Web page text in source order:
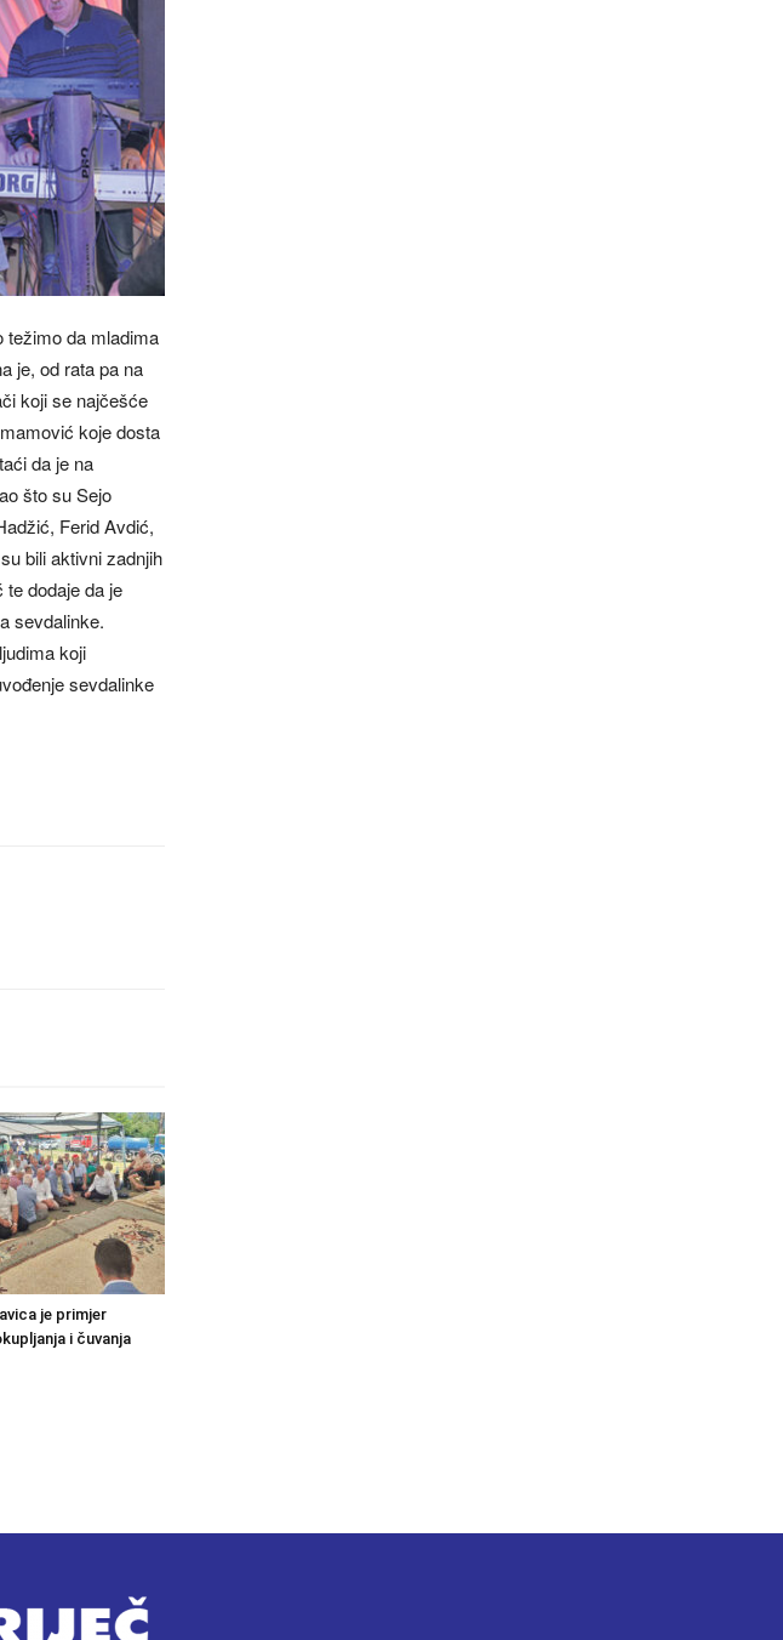
težimo da mladima
je, od rata pa na
koji se najčešće
koje dosta
da je na
što su Sejo
Ferid Avdić,
bili aktivni zadnjih
dodaje da je
sevdalinke.
koji
sevdalinke
je primjer
i čuvanja